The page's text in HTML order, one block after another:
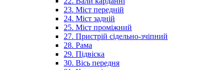
23. Міст передній
24. Міст задній
25. Міст проміжний
27. Пристрій сідельно-зчіпний
28. Рама
29. Підвіска
30. Вісь передня